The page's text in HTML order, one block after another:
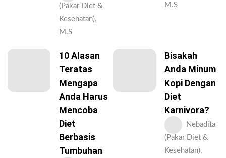
(Pakar Diet &
Kesehatan),
M.S
M.S
10 Alasan
Teratas
Mengapa
Anda Harus
Mencoba
Diet
Berbasis
Tumbuhan
Bisakah
Anda Minum
Kopi Dengan
Diet
Karnivora?
Nebadita
(Pakar Diet &
Kesehatan),